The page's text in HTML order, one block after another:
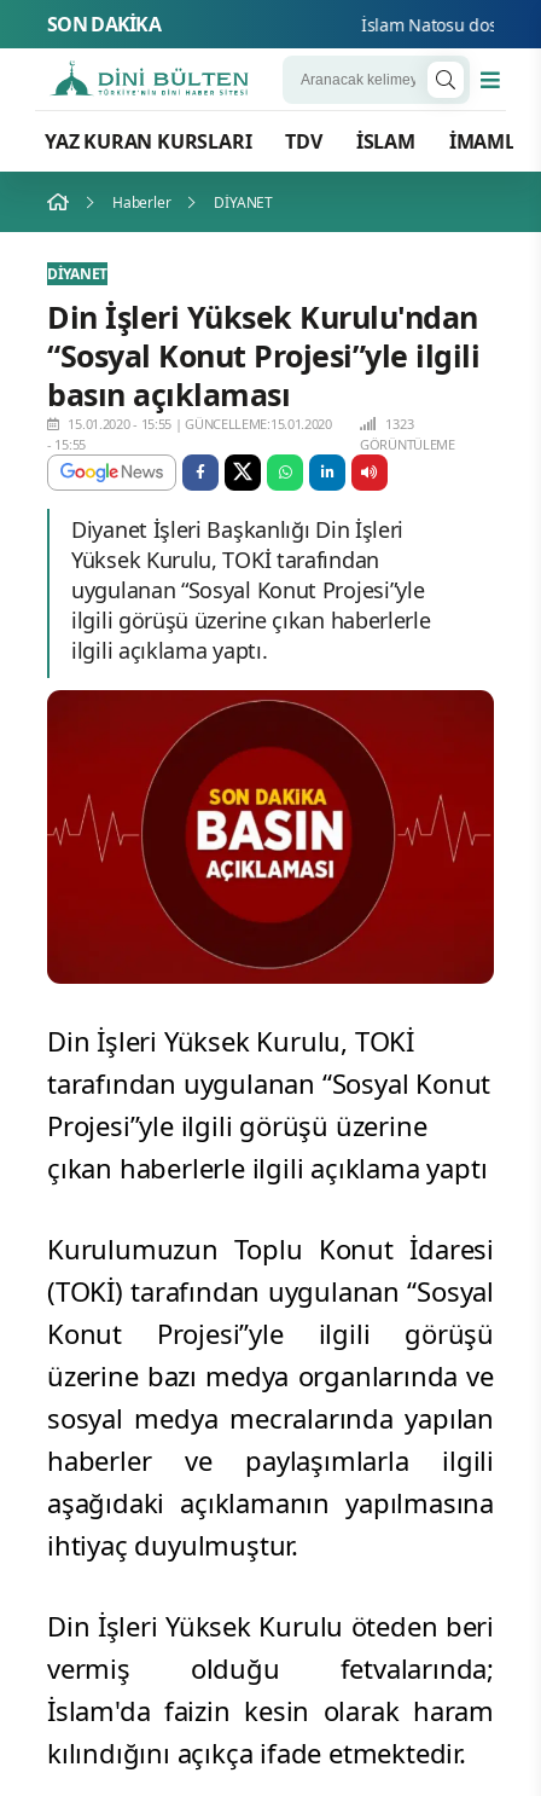
SON DAKİKA İslam Natosu dosta
YAZ KURAN KURSLARI TDV İSLAM İMAMLAR
Haberler DİYANET
DİYANET
Din İşleri Yüksek Kurulu'ndan
“Sosyal Konut Projesi”yle ilgili
basın açıklaması
15.01.2020 - 15:55 |GÜNCELLEME:15.01.2020
- 15:55
1323
GÖRÜNTÜLEME
Diyanet İşleri Başkanlığı Din İşleri
Yüksek Kurulu, TOKİ tarafından
uygulanan “Sosyal Konut Projesi”yle
ilgili görüşü üzerine çıkan haberlerle
ilgili açıklama yaptı.
Din İşleri Yüksek Kurulu, TOKİ
tarafından uygulanan “Sosyal Konut
Projesi”yle ilgili görüşü üzerine
çıkan haberlerle ilgili açıklama yaptı
Kurulumuzun Toplu Konut İdaresi
(TOKİ) tarafından uygulanan “Sosyal
Konut Projesi”yle ilgili görüşü
üzerine bazı medya organlarında ve
sosyal medya mecralarında yapılan
haberler ve paylaşımlarla ilgili
aşağıdaki açıklamanın yapılmasına
ihtiyaç duyulmuştur.
Din İşleri Yüksek Kurulu öteden beri
vermiş olduğu fetvalarında;
İslam'da faizin kesin olarak haram
kılındığını açıkça ifade etmektedir.